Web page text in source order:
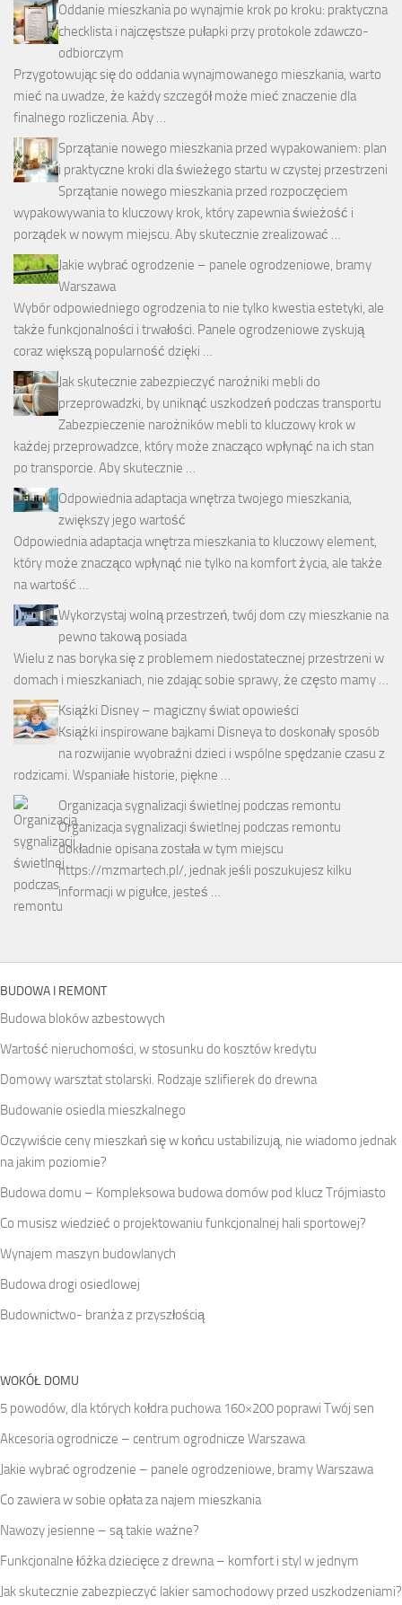
Oddanie mieszkania po wynajmie krok po kroku: praktyczna
checklista i najczęstsze pułapki przy protokole zdawczo-
odbiorczym
Przygotowując się do oddania wynajmowanego mieszkania, warto
mieć na uwadze, że każdy szczegół może mieć znaczenie dla
finalnego rozliczenia. Aby …
Sprzątanie nowego mieszkania przed wypakowaniem: plan
i praktyczne kroki dla świeżego startu w czystej przestrzeni
Sprzątanie nowego mieszkania przed rozpoczęciem
wypakowywania to kluczowy krok, który zapewnia świeżość i
porządek w nowym miejscu. Aby skutecznie zrealizować …
Jakie wybrać ogrodzenie – panele ogrodzeniowe, bramy
Warszawa
Wybór odpowiedniego ogrodzenia to nie tylko kwestia estetyki, ale
także funkcjonalności i trwałości. Panele ogrodzeniowe zyskują
coraz większą popularność dzięki …
Jak skutecznie zabezpieczyć narożniki mebli do
przeprowadzki, by uniknąć uszkodzeń podczas transportu
Zabezpieczenie narożników mebli to kluczowy krok w
każdej przeprowadzce, który może znacząco wpłynąć na ich stan
po transporcie. Aby skutecznie …
Odpowiednia adaptacja wnętrza twojego mieszkania,
zwiększy jego wartość
Odpowiednia adaptacja wnętrza mieszkania to kluczowy element,
który może znacząco wpłynąć nie tylko na komfort życia, ale także
na wartość …
Wykorzystaj wolną przestrzeń, twój dom czy mieszkanie na
pewno takową posiada
Wielu z nas boryka się z problemem niedostatecznej przestrzeni w
domach i mieszkaniach, nie zdając sobie sprawy, że często mamy …
Książki Disney – magiczny świat opowieści
Książki inspirowane bajkami Disneya to doskonały sposób
na rozwijanie wyobraźni dzieci i wspólne spędzanie czasu z
rodzicami. Wspaniałe historie, piękne …
Organizacja sygnalizacji świetlnej podczas remontu
Organizacja sygnalizacji świetlnej podczas remontu
dokładnie opisana została w tym miejscu
https://mzmartech.pl/, jednak jeśli poszukujesz kilku
informacji w pigułce, jesteś …
BUDOWA I REMONT
Budowa bloków azbestowych
Wartość nieruchomości, w stosunku do kosztów kredytu
Domowy warsztat stolarski. Rodzaje szlifierek do drewna
Budowanie osiedla mieszkalnego
Oczywiście ceny mieszkań się w końcu ustabilizują, nie wiadomo jednak
na jakim poziomie?
Budowa domu – Kompleksowa budowa domów pod klucz Trójmiasto
Co musisz wiedzieć o projektowaniu funkcjonalnej hali sportowej?
Wynajem maszyn budowlanych
Budowa drogi osiedlowej
Budownictwo- branża z przyszłością
WOKÓŁ DOMU
5 powodów, dla których kołdra puchowa 160×200 poprawi Twój sen
Akcesoria ogrodnicze – centrum ogrodnicze Warszawa
Jakie wybrać ogrodzenie – panele ogrodzeniowe, bramy Warszawa
Co zawiera w sobie opłata za najem mieszkania
Nawozy jesienne – są takie ważne?
Funkcjonalne łóżka dziecięce z drewna – komfort i styl w jednym
Jak skutecznie zabezpieczyć lakier samochodowy przed uszkodzeniami?